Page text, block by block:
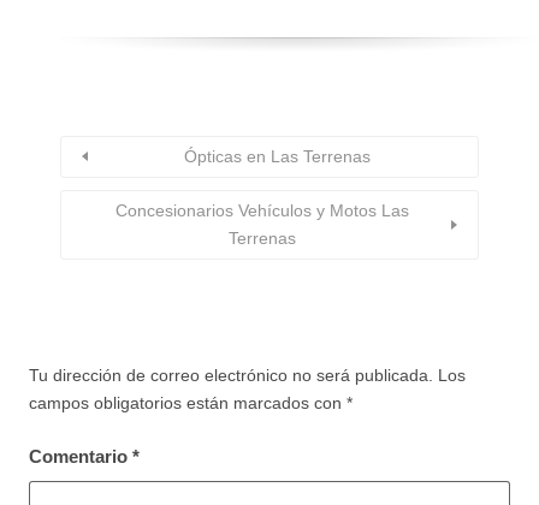
Ópticas en Las Terrenas
Concesionarios Vehículos y Motos Las
Terrenas
Tu dirección de correo electrónico no será publicada.
Los
campos obligatorios están marcados con *
Comentario *